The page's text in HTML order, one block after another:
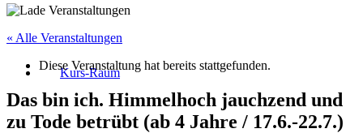
Kurs-Raum
« Alle Veranstaltungen
Diese Veranstaltung hat bereits stattgefunden.
Das bin ich. Himmelhoch jauchzend und
zu Tode betrübt (ab 4 Jahre / 17.6.-22.7.)